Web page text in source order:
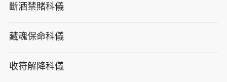
斷酒禁賭科儀
藏魂保命科儀
收符解降科儀